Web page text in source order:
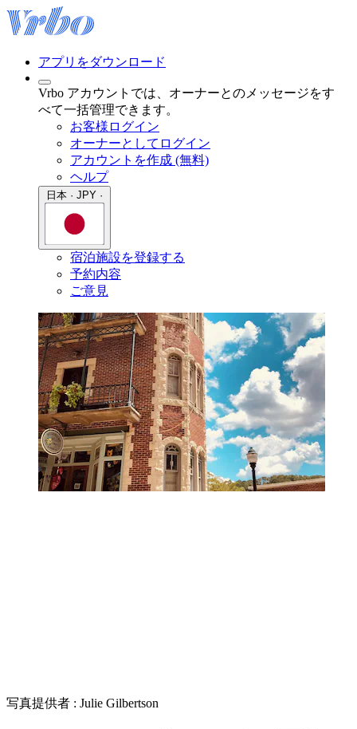
アプリをダウンロード
Vrbo アカウントでは、オーナーとのメッセージをす
べて一括管理できます。
お客様ログイン
オーナーとしてログイン
アカウントを作成 (無料)
ヘルプ
宿泊施設を登録する
予約内容
ご意見
写真提供者 : Julie Gilbertson